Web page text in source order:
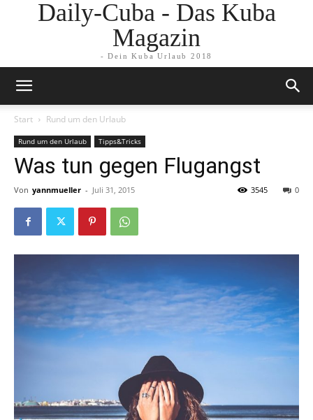
Daily-Cuba - Das Kuba
Magazin
- Dein Kuba Urlaub 2018
Start Rund um den Urlaub
Rund um den Urlaub Tipps&Tricks
Was tun gegen Flugangst
Von yannmueller - Juli 31, 2015 0
3545